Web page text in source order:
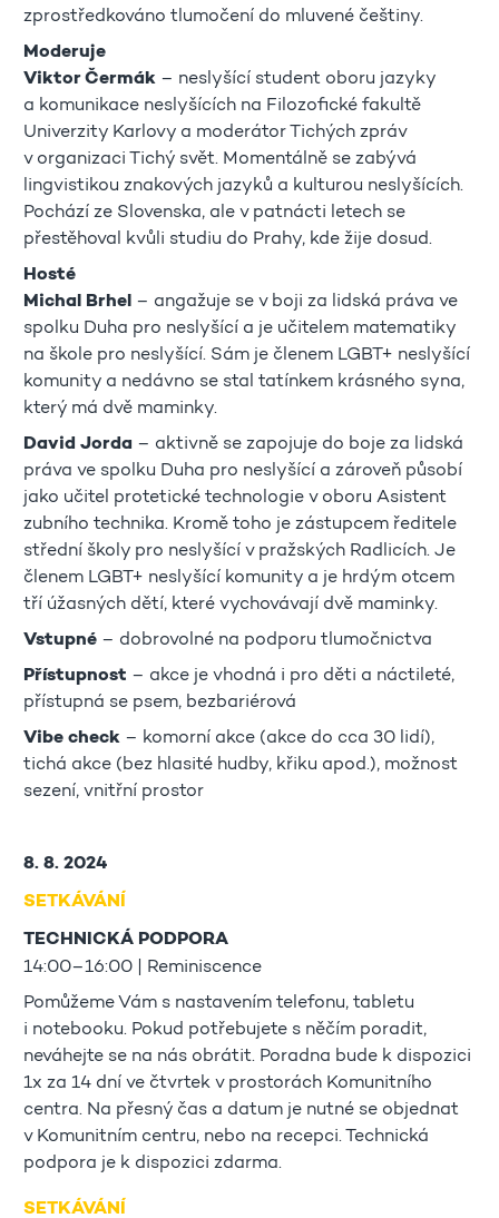
zprostředkováno tlumočení do mluvené češtiny.
Moderuje
Viktor Čermák – neslyšící student oboru jazyky
a komunikace neslyšících na Filozofické fakultě
Univerzity Karlovy a moderátor Tichých zpráv
v organizaci Tichý svět. Momentálně se zabývá
lingvistikou znakových jazyků a kulturou neslyšících.
Pochází ze Slovenska, ale v patnácti letech se
přestěhoval kvůli studiu do Prahy, kde žije dosud.
Hosté
Michal Brhel – angažuje se v boji za lidská práva ve
spolku Duha pro neslyšící a je učitelem matematiky
na škole pro neslyšící. Sám je členem LGBT+ neslyšící
komunity a nedávno se stal tatínkem krásného syna,
který má dvě maminky.
David Jorda – aktivně se zapojuje do boje za lidská
práva ve spolku Duha pro neslyšící a zároveň působí
jako učitel protetické technologie v oboru Asistent
zubního technika. Kromě toho je zástupcem ředitele
střední školy pro neslyšící v pražských Radlicích. Je
členem LGBT+ neslyšící komunity a je hrdým otcem
tří úžasných dětí, které vychovávají dvě maminky.
Vstupné – dobrovolné na podporu tlumočnictva
Přístupnost – akce je vhodná i pro děti a náctileté,
přístupná se psem, bezbariérová
Vibe check – komorní akce (akce do cca 30 lidí),
tichá akce (bez hlasité hudby, křiku apod.), možnost
sezení, vnitřní prostor
8. 8. 2024
SETKÁVÁNÍ
TECHNICKÁ PODPORA
14:00–16:00 | Reminiscence
Pomůžeme Vám s nastavením telefonu, tabletu
i notebooku. Pokud potřebujete s něčím poradit,
neváhejte se na nás obrátit. Poradna bude k dispozici
1x za 14 dní ve čtvrtek v prostorách Komunitního
centra. Na přesný čas a datum je nutné se objednat
v Komunitním centru, nebo na recepci. Technická
podpora je k dispozici zdarma.
SETKÁVÁNÍ